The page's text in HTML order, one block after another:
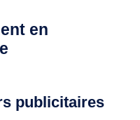
en
publicitaires